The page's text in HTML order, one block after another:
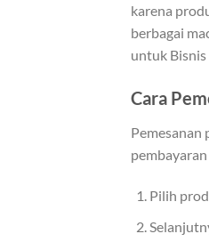
karena
berbagai
untuk Bisnis
Cara
Pemesanan
Pilih